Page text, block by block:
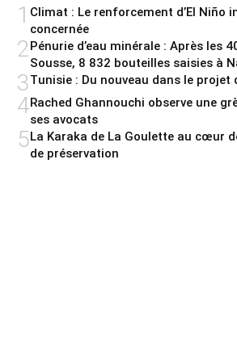
1 Climat : Le renforcement d’El Niño
concernée
2Pénurie d’eau minérale : Après les
Sousse, 8 832 bouteilles saisies à
3Tunisie : Du nouveau dans le projet
4Rached Ghannouchi observe une
ses avocats
5La Karaka de La Goulette au cœur
de préservation